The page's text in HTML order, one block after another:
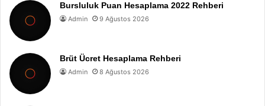
Bursluluk Puan Hesaplama 2022 Rehberi
Admin 9 Ağustos 2026
Brüt Ücret Hesaplama Rehberi
Admin 8 Ağustos 2026